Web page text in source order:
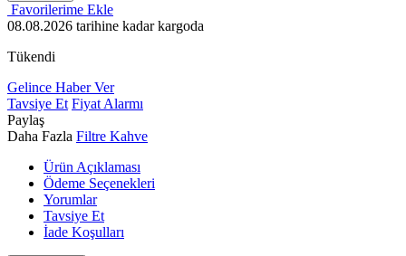
Favorilerime Ekle
08.08.2026 tarihine kadar kargoda
Tükendi
Gelince Haber Ver
Tavsiye Et Fiyat Alarmı
Paylaş
Daha Fazla Filtre Kahve
Ürün Açıklaması
Ödeme Seçenekleri
Yorumlar
Tavsiye Et
İade Koşulları